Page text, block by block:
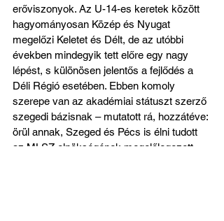
erőviszonyok. Az U-14-es keretek között
hagyományosan Közép és Nyugat
megelőzi Keletet és Délt, de az utóbbi
években mindegyik tett előre egy nagy
lépést, s különösen jelentős a fejlődés a
Déli Régió esetében. Ebben komoly
szerepe van az akadémiai státuszt szerző
szegedi bázisnak – mutatott rá, hozzátéve:
örül annak, Szeged és Pécs is élni tudott
az MLSZ elnökségének megelőlegezett